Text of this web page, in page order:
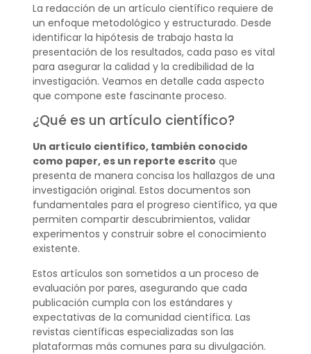
La redacción de un artículo científico requiere de
un enfoque metodológico y estructurado. Desde
identificar la hipótesis de trabajo hasta la
presentación de los resultados, cada paso es vital
para asegurar la calidad y la credibilidad de la
investigación. Veamos en detalle cada aspecto
que compone este fascinante proceso.
¿Qué es un artículo científico?
Un artículo científico, también conocido
como paper, es un reporte escrito que
presenta de manera concisa los hallazgos de una
investigación original. Estos documentos son
fundamentales para el progreso científico, ya que
permiten compartir descubrimientos, validar
experimentos y construir sobre el conocimiento
existente.
Estos artículos son sometidos a un proceso de
evaluación por pares, asegurando que cada
publicación cumpla con los estándares y
expectativas de la comunidad científica. Las
revistas científicas especializadas son las
plataformas más comunes para su divulgación.